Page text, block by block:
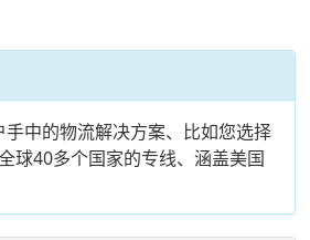
中的物流解决方案、比如您选择
球40多个国家的专线、涵盖美国